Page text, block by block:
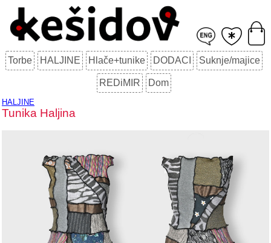
Torbe HALJINE Hlače+tunike DODACI Suknje/majice
REDiMIR Dom
HALJINE
Tunika Haljina